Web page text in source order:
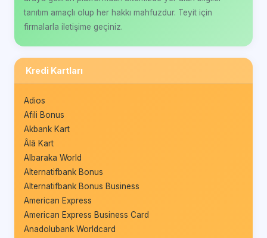
tanıtım amaçlı olup her hakkı mahfuzdur. Teyit için
firmalarla iletişime geçiniz.
Kredi Kartları
Adios
Afili Bonus
Akbank Kart
Âlâ Kart
Albaraka World
Alternatifbank Bonus
Alternatifbank Bonus Business
American Express
American Express Business Card
Anadolubank Worldcard